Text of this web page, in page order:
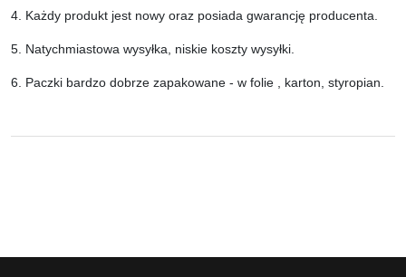
4. Każdy produkt jest nowy oraz posiada gwarancję producenta.
5. Natychmiastowa wysyłka, niskie koszty wysyłki.
6. Paczki bardzo dobrze zapakowane - w folie , karton, styropian.